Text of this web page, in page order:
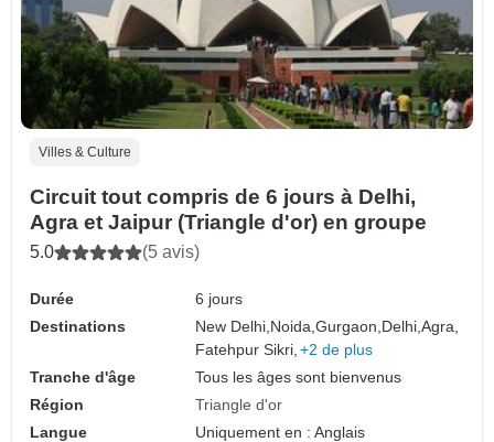
Villes & Culture
Circuit tout compris de 6 jours à Delhi,
Agra et Jaipur (Triangle d'or) en groupe
5.0 (5 avis)
Durée
6 jours
Destinations
New Delhi, Noida,Gurgaon, Delhi,Agra,
Fatehpur Sikri, +2 de plus
Tranche d'âge
Tous les âges sont bienvenus
Région
Triangle d'or
Langue
Uniquement en : Anglais